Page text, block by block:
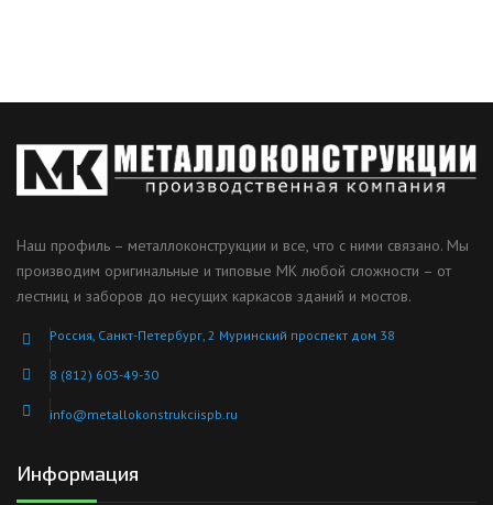
Наш профиль – металлоконструкции и все, что с ними связано. Мы
производим оригинальные и типовые МК любой сложности – от
лестниц и заборов до несущих каркасов зданий и мостов.
Россия, Санкт-Петербург, 2 Муринский проспект дом 38
8 (812) 603-49-30
info@metallokonstrukciispb.ru
Информация